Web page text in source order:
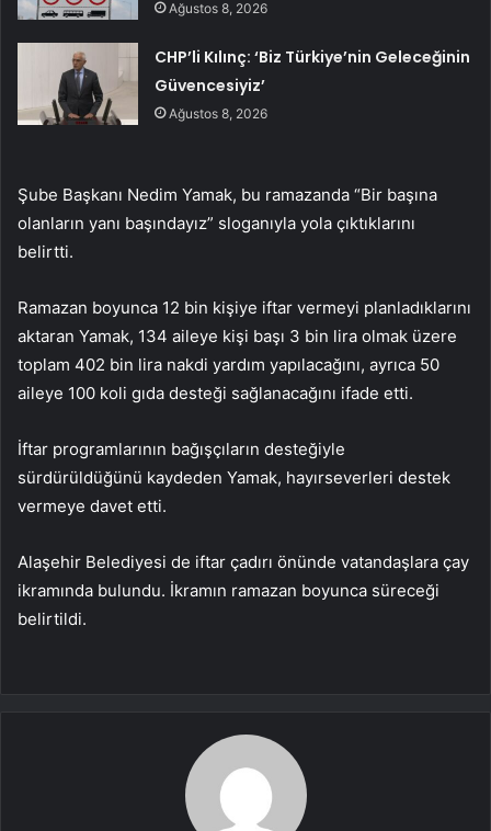
Ağustos 8, 2026
CHP’li Kılınç: ‘Biz Türkiye’nin Geleceğinin
Güvencesiyiz’
Ağustos 8, 2026
Şube Başkanı Nedim Yamak, bu ramazanda “Bir başına
olanların yanı başındayız” sloganıyla yola çıktıklarını
belirtti.
Ramazan boyunca 12 bin kişiye iftar vermeyi planladıklarını
aktaran Yamak, 134 aileye kişi başı 3 bin lira olmak üzere
toplam 402 bin lira nakdi yardım yapılacağını, ayrıca 50
aileye 100 koli gıda desteği sağlanacağını ifade etti.
İftar programlarının bağışçıların desteğiyle
sürdürüldüğünü kaydeden Yamak, hayırseverleri destek
vermeye davet etti.
Alaşehir Belediyesi de iftar çadırı önünde vatandaşlara çay
ikramında bulundu. İkramın ramazan boyunca süreceği
belirtildi.